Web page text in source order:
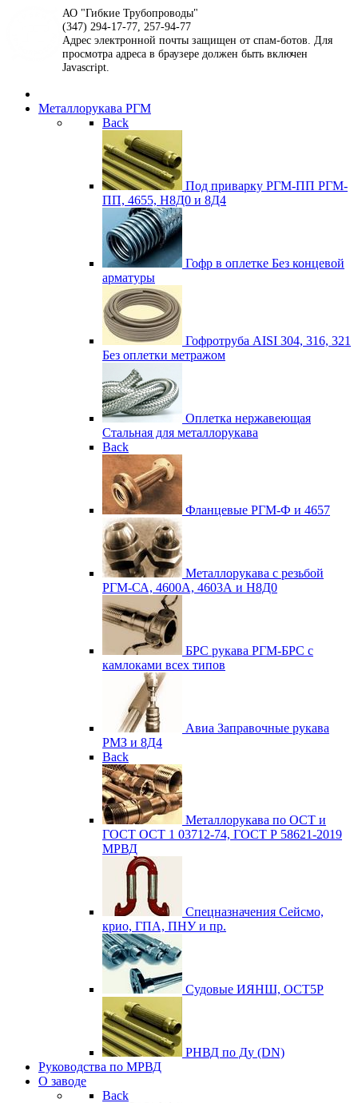
АО "Гибкие Трубопроводы"
(347) 294-17-77, 257-94-77
Адрес электронной почты защищен от спам-ботов. Для
просмотра адреса в браузере должен быть включен
Javascript.
Металлорукава РГМ
Back
Под приварку РГМ-ПП РГМ-
ПП, 4655, Н8Д0 и 8Д4
Гофр в оплетке Без концевой
арматуры
Гофротруба AISI 304, 316, 321
Без оплетки метражом
Оплетка нержавеющая
Стальная для металлорукава
Back
Фланцевые РГМ-Ф и 4657
Металлорукава с резьбой
РГМ-СА, 4600А, 4603А и Н8Д0
БРС рукава РГМ-БРС с
камлоками всех типов
Авиа Заправочные рукава
РМЗ и 8Д4
Back
Металлорукава по ОСТ и
ГОСТ ОСТ 1 03712-74, ГОСТ Р 58621-2019
МРВД
Спецназначения Сейсмо,
крио, ГПА, ПНУ и пр.
Судовые ИЯНШ, ОСТ5Р
РНВД по Ду (DN)
Руководства по МРВД
О заводе
Back